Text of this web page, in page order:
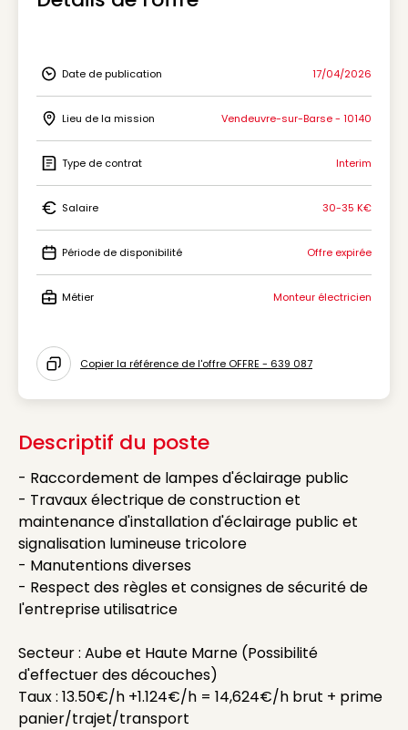
Icon Date de publication
Date de publication 17/04/2026
Icon Lieu de la mission
Lieu de la mission Vendeuvre-sur-Barse - 10140
Icon Type de contrat
Type de contrat Interim
Icon Salaire
Salaire 30-35 K€
Icon Période de disponibilité
Période de disponibilité Offre expirée
Métier Monteur électricien
Icon copy to clipboard
Copier la référence de l'offre OFFRE - 639 087
Descriptif du poste
- Raccordement de lampes d'éclairage public
- Travaux électrique de construction et
maintenance d'installation d'éclairage public et
signalisation lumineuse tricolore
- Manutentions diverses
- Respect des règles et consignes de sécurité de
l'entreprise utilisatrice
Secteur : Aube et Haute Marne (Possibilité
d'effectuer des découches)
Taux : 13.50€/h +1.124€/h = 14,624€/h brut + prime
panier/trajet/transport